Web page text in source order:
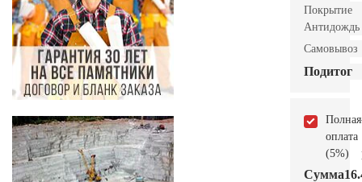
Покрытие
Антидождь
Самовывоз
Подитог
Полная
оплата
(5%)
Сумма